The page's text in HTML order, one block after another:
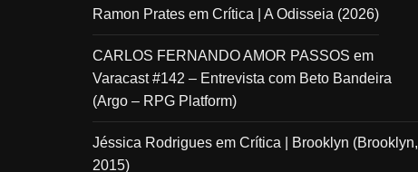
Ramon Prates em Crítica | A Odisseia (2026)
CARLOS FERNANDO AMOR PASSOS em
Varacast #142 – Entrevista com Beto Bandeira
(Argo – RPG Platform)
Jéssica Rodrigues em Crítica | Brooklyn (Brooklyn,
2015)